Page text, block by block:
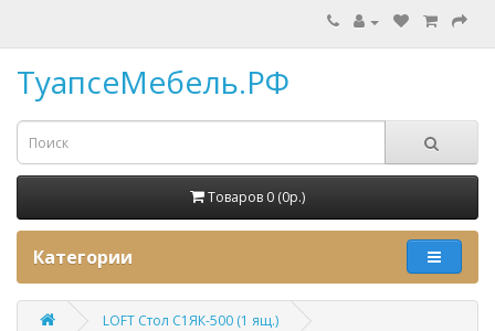
ТуапсеМебель.РФ
Товаров 0 (0p.)
Категории
LOFT Стол С1ЯК-500 (1 ящ.)